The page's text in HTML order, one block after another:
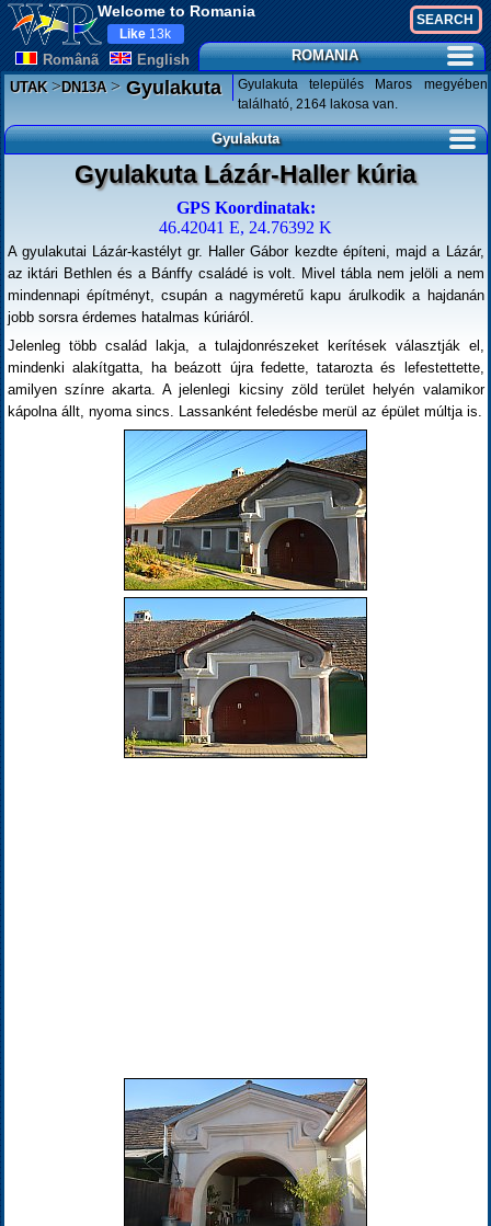
Welcome to Romania
Românã English
Like 13k
ROMANIA
UTAK>DN13A>Gyulakuta
Gyulakuta település Maros megyében
található, 2164 lakosa van.
Gyulakuta
Gyulakuta Lázár-Haller kúria
GPS Koordinatak:
46.42041 E, 24.76392 K
A gyulakutai Lázár-kastélyt gr. Haller Gábor kezdte építeni, majd a Lázár,
az iktári Bethlen és a Bánffy családé is volt. Mivel tábla nem jelöli a nem
mindennapi építményt, csupán a nagyméretű kapu árulkodik a hajdanán
jobb sorsra érdemes hatalmas kúriáról.
Jelenleg több család lakja, a tulajdonrészeket kerítések választják el,
mindenki alakítgatta, ha beázott újra fedette, tatarozta és lefestettette,
amilyen színre akarta. A jelenlegi kicsiny zöld terület helyén valamikor
kápolna állt, nyoma sincs. Lassanként feledésbe merül az épület múltja is.